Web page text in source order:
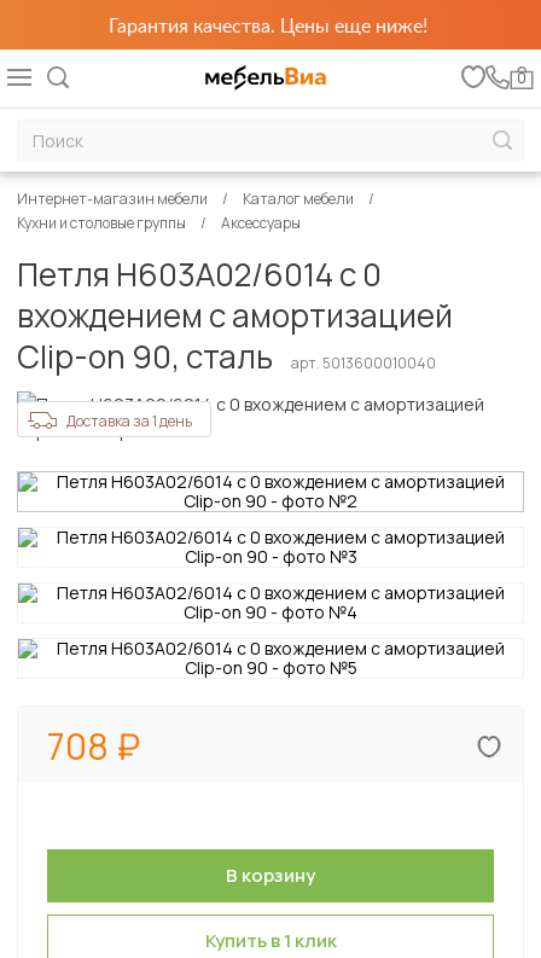
Гарантия качества. Цены еще ниже!
0
Интернет-магазин мебели
Каталог мебели
Кухни и столовые группы
Аксессуары
Петля H603A02/6014 с 0
вхождением с амортизацией
Clip-on 90, сталь
арт. 5013600010040
Доставка за 1 день
708
Купить в 1 клик